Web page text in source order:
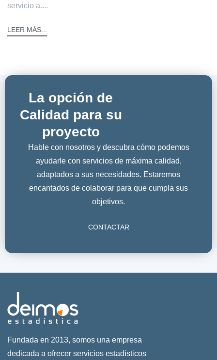
servicio a....
LEER MÁS...
La opción de
Calidad para su
proyecto
Hable con nosotros y descubra cómo podemos
ayudarle con servicios de máxima calidad,
adaptados a sus necesidades. Estaremos
encantados de colaborar para que cumpla sus
objetivos.
CONTACTAR
Fundada en 2013, somos una empresa
dedicada a ofrecer servicios estadísticos